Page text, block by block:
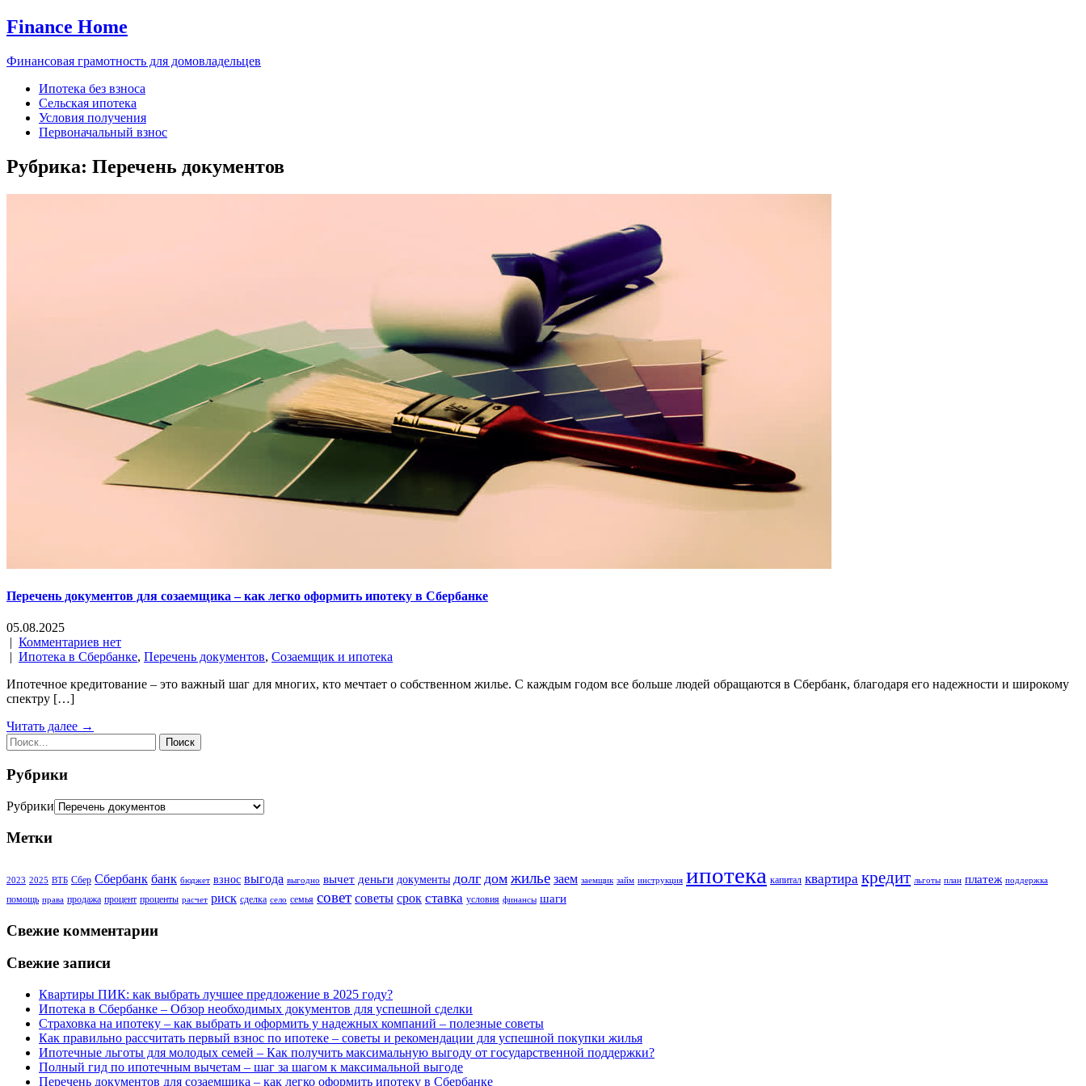
Finance Home
Финансовая грамотность для домовладельцев
Ипотека без взноса
Сельская ипотека
Условия получения
Первоначальный взнос
Рубрика: Перечень документов
Перечень документов для созаемщика – как легко оформить ипотеку в Сбербанке
05.08.2025
| Комментариев нет
| Ипотека в Сбербанке, Перечень документов, Созаемщик и ипотека
Ипотечное кредитование – это важный шаг для многих, кто мечтает о собственном жилье. С каждым годом все больше людей обращаются в Сбербанк, благодаря его надежности и широкому
спектру […]
Читать далее →
Рубрики
Рубрики
Метки
2023 2025 ВТБ Сбер Сбербанк банк бюджет взнос выгода выгодно вычет деньги документы долг дом жилье заем заемщик займ инструкция ипотека капитал квартира кредит льготы план платеж поддержка
помощь права продажа процент проценты расчет риск сделка село семья совет советы срок ставка условия финансы шаги
Свежие комментарии
Свежие записи
Квартиры ПИК: как выбрать лучшее предложение в 2025 году?
Ипотека в Сбербанке – Обзор необходимых документов для успешной сделки
Страховка на ипотеку – как выбрать и оформить у надежных компаний – полезные советы
Как правильно рассчитать первый взнос по ипотеке – советы и рекомендации для успешной покупки жилья
Ипотечные льготы для молодых семей – Как получить максимальную выгоду от государственной поддержки?
Полный гид по ипотечным вычетам – шаг за шагом к максимальной выгоде
Перечень документов для созаемщика – как легко оформить ипотеку в Сбербанке